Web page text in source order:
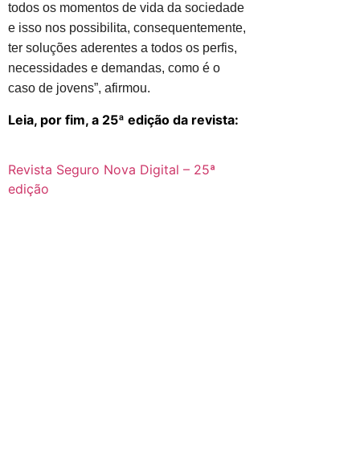
todos os momentos de vida da sociedade
e isso nos possibilita, consequentemente,
ter soluções aderentes a todos os perfis,
necessidades e demandas, como é o
caso de jovens”, afirmou.
Leia, por fim, a 25ª edição da revista:
Revista Seguro Nova Digital – 25ª
edição